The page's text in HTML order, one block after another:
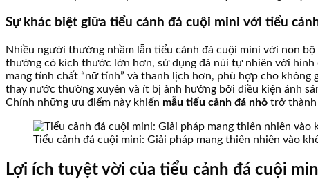
Sự khác biệt giữa tiểu cảnh đá cuội mini với tiểu
Nhiều người thường nhầm lẫn tiểu cảnh đá cuội mini với non
thường có kích thước lớn hơn, sử dụng đá núi tự nhiên với hình
mang tính chất “nữ tính” và thanh lịch hơn, phù hợp cho
thay nước thường xuyên và ít bị ảnh hưởng bởi điều kiện ánh
Chính những ưu điểm này khiến mẫu tiểu cảnh đá nhỏ trở thành
Tiểu cảnh đá cuội mini: Giải pháp mang thiên nhiên vào
Lợi ích tuyệt vời của tiểu cảnh đá cuội